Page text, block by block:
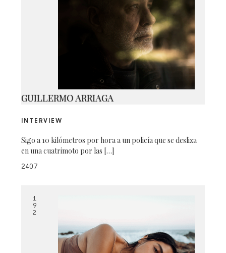
L1030380
GUILLERMO ARRIAGA
INTERVIEW
Sigo a 10 kilómetros por hora a un policía que se desliza
en una cuatrimoto por las […]
2407
1
9
2